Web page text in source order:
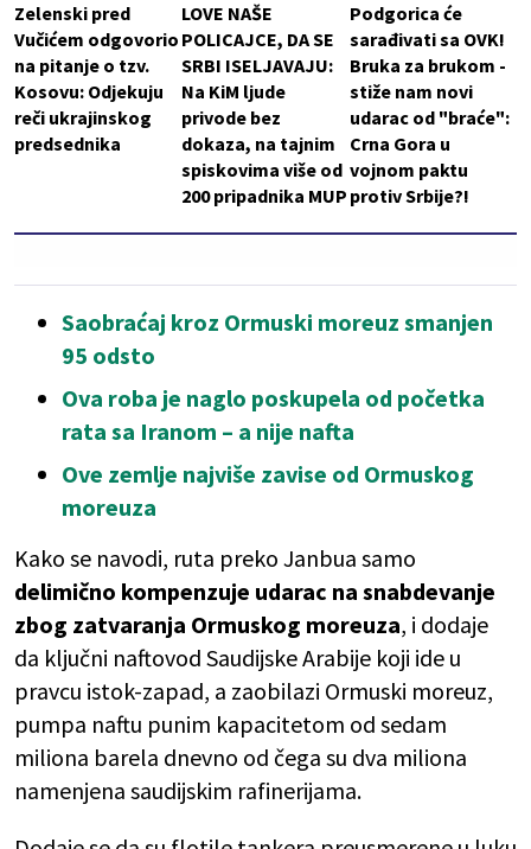
Zelenski pred
Vučićem odgovorio
na pitanje o tzv.
Kosovu: Odjekuju
reči ukrajinskog
predsednika
LOVE NAŠE
POLICAJCE, DA SE
SRBI ISELJAVAJU:
Na KiM ljude
privode bez
dokaza, na tajnim
spiskovima više od
200 pripadnika MUP
Podgorica će
sarađivati sa OVK!
Bruka za brukom -
stiže nam novi
udarac od "braće":
Crna Gora u
vojnom paktu
protiv Srbije?!
Saobraćaj kroz Ormuski moreuz smanjen
95 odsto
Ova roba je naglo poskupela od početka
rata sa Iranom – a nije nafta
Ove zemlje najviše zavise od Ormuskog
moreuza
Kako se navodi, ruta preko Janbua samo
delimično kompenzuje udarac na snabdevanje
zbog zatvaranja Ormuskog moreuza, i dodaje
da ključni naftovod Saudijske Arabije koji ide u
pravcu istok-zapad, a zaobilazi Ormuski moreuz,
pumpa naftu punim kapacitetom od sedam
miliona barela dnevno od čega su dva miliona
namenjena saudijskim rafinerijama.